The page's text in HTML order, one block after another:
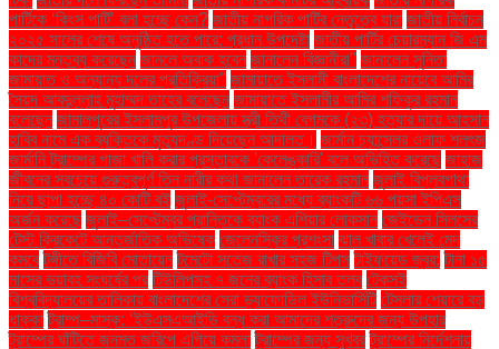
পার্টিকে ‘কিংস পার্টি’ বলা হচ্ছে কেন? জাতীয় নাগরিক পার্টির নেতৃত্বে যারা জাতীয় নির্বাচন
২০২৫ সালের শেষে অনুষ্ঠিত হতে পারে: প্রধান উপদেষ্টা জাতীয় পার্টির চেয়ারম্যান জি এম
কাদের মন্তব্য করেছেন জানলে অবাক হবেন জানালেন বিজ্ঞানীরা" জানালেন সুনিতা
জামায়াত ও অন্যান্য দলের প্রতিক্রিয়া'' জামায়াতে ইসলামী বাংলাদেশের নায়েবে আমির
সৈয়দ আবদুল্লাহ মুহাম্মদ তাহের বলেছেন জামায়াতে ইসলামীর আমির শফিকুর রহমান
বলেছেন জামালপুরের ইসলামপুর উপজেলায় স্ত্রী তিথী বেগমকে (২৩) হত্যার দায়ে আহসান
হাবিব নামে এক ব্যক্তিকে মৃত্যুদণ্ড দিয়েছেন আদালত। জার্মান চ্যান্সেলর ওলাফ শলৎজ
জার্মানি ট্রাম্পের গাজা খালি করার প্রস্তাবকে 'কেলেঙ্কারি' বলে অভিহিত করেছে জাহাজ
জীবনের সবচেয়ে গুরুত্বপূর্ণ তিন নারীর কথা জানালেন তারেক রহমান জুলাই বিপ্লবগাথা
নিয়ে ছাপা হচ্ছে ৪০ কোটি বই জুলাই-সেপ্টেম্বরের মধ্যে ব্যাংকটি ৬৬ পয়সা ইপিএস
অর্জন করেছে জুলাই–সেপ্টেম্বর প্রান্তিকে ব্যাংক এশিয়ার লোকসান জেইডেন সিলসের
টেস্ট ক্রিকেটে আন্তর্জাতিক অভিষেক জেলেনস্কির প্রশংসা ঝাল খাবার খেলেই মেদ
কমবে টঙ্গীতে বিজিবি মোতায়েন টমেটো সতেজ রাখার সহজ টিপস টাইফয়েড জ্বর: টানা ১৫
মাসের ভয়াবহ সংঘর্ষের পর টিউলিপসহ ৭ জনের ব্যাংক হিসাব তলব টেকসই
বিশ্ববিদ্যালয়ের তালিকায় বাংলাদেশের সেরা ড্যাফোডিল ইউনিভার্সিটি টেসলার শেয়ারে বড়
ধাক্কা ট্রাম্প–মাস্ক: ‘ইউএসএআইডি বন্ধ করা আমাদের শত্রুদের জন্য উপহার
ট্রাম্পের ঘাঁটিতে জনমত জরিপে এগিয়ে কমলা ট্রাম্পের জন্য সুখবর ট্রাম্পের নির্দেশনায়